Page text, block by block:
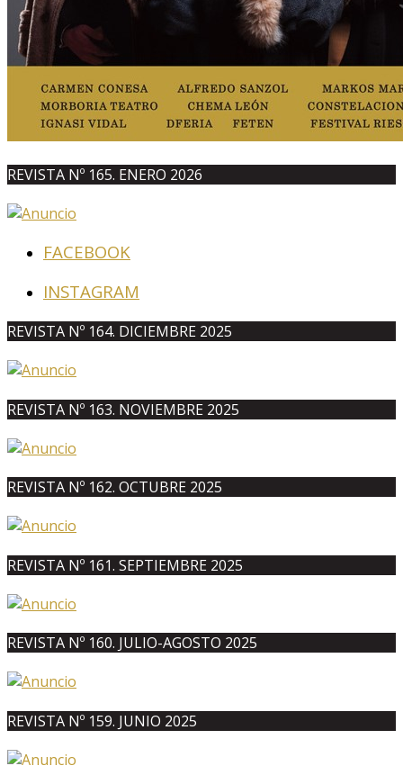
REVISTA Nº 165. ENERO 2026
FACEBOOK
INSTAGRAM
REVISTA Nº 164. DICIEMBRE 2025
REVISTA Nº 163. NOVIEMBRE 2025
REVISTA Nº 162. OCTUBRE 2025
REVISTA Nº 161. SEPTIEMBRE 2025
REVISTA Nº 160. JULIO-AGOSTO 2025
REVISTA Nº 159. JUNIO 2025